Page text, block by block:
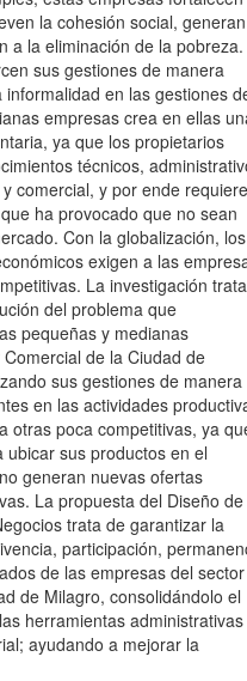
la cohesión social, generan
a la eliminación de la pobreza.
sus gestiones de manera
en las gestiones
empresas crea en ellas
ya que los propietarios
técnicos,
comercial, y por ende requiere
ha provocado que no sean
Con la globalización, los
exigen a las
La investigación trata
del problema que
pequeñas y medianas
de la Ciudad de
sus gestiones de manera
en las actividades
otras poca competitivas, ya
ubicar sus productos en el
generan nuevas ofertas
La propuesta del Diseño
trata de garantizar la
participación,
de las empresas del sector
de Milagro, consolidándolo el
herramientas
ayudando a mejorar la